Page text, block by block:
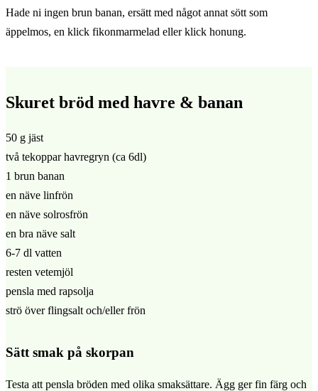
&
flingsalt
Hade ni ingen brun banan, ersätt med något annat sött som
äppelmos, en klick fikonmarmelad eller klick honung.
Skuret bröd med havre & banan
50 g jäst
två tekoppar havregryn (ca 6dl)
1 brun banan
en näve linfrön
en näve solrosfrön
en bra näve salt
6-7 dl vatten
resten vetemjöl
pensla med rapsolja
strö över flingsalt och/eller frön
Sätt smak på skorpan
Testa att pensla bröden med olika smaksättare. Ägg ger fin färg och